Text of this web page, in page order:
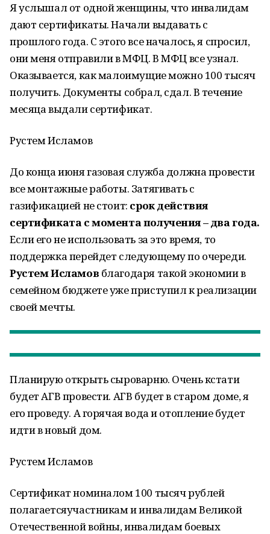
Я услышал от одной женщины, что инвалидам
дают сертификаты. Начали выдавать с
прошлого года. С этого все началось, я спросил,
они меня отправили в МФЦ. В МФЦ все узнал.
Оказывается, как малоимущие можно 100 тысяч
получить. Документы собрал, сдал. В течение
месяца выдали сертификат.
Рустем Исламов
До конца июня газовая служба должна провести
все монтажные работы. Затягивать с
газификацией не стоит: срок действия
сертификата с момента получения – два года.
Если его не использовать за это время, то
поддержка перейдет следующему по очереди.
Рустем Исламов благодаря такой экономии в
семейном бюджете уже приступил к реализации
своей мечты.
Планирую открыть сыроварню. Очень кстати
будет АГВ провести. АГВ будет в старом доме, я
его проведу. А горячая вода и отопление будет
идти в новый дом.
Рустем Исламов
Сертификат номиналом 100 тысяч рублей
полагаетсяучастникам и инвалидам Великой
Отечественной войны, инвалидам боевых